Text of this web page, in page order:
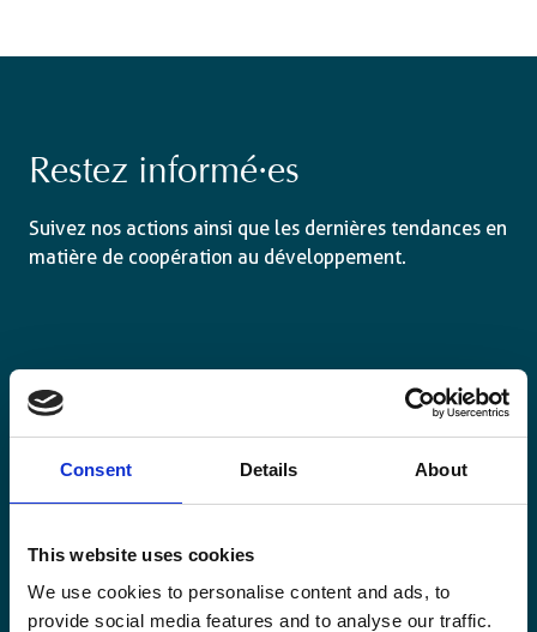
Consent Details About
This website uses cookies
We use cookies to personalise content and ads, to
provide social media features and to analyse our traffic.
Restez informé·es
Suivez nos actions ainsi que les dernières tendances en
matière de coopération au développement.
*
Consent